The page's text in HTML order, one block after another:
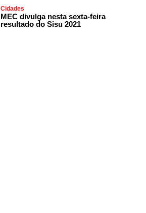
Cidades
MEC divulga nesta sexta-feira
resultado do Sisu 2021